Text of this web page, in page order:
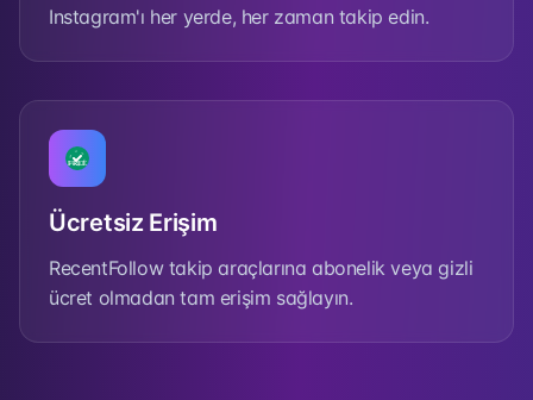
Instagram'ı her yerde, her zaman takip edin.
Ücretsiz Erişim
RecentFollow takip araçlarına abonelik veya gizli
ücret olmadan tam erişim sağlayın.